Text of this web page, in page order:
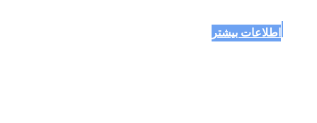
اطلاعات بیشتر